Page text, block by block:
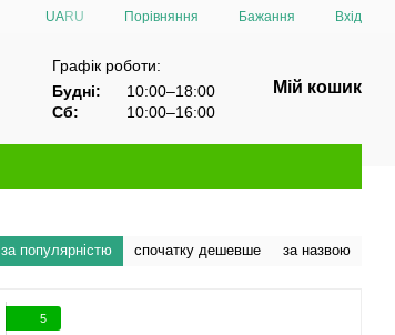
UARU Порівняння Бажання Вхід
Графік роботи:
Будні:
10:00–18:00
Сб:
10:00–16:00
Мій кошик
за популярністю спочатку дешевше за назвою
5